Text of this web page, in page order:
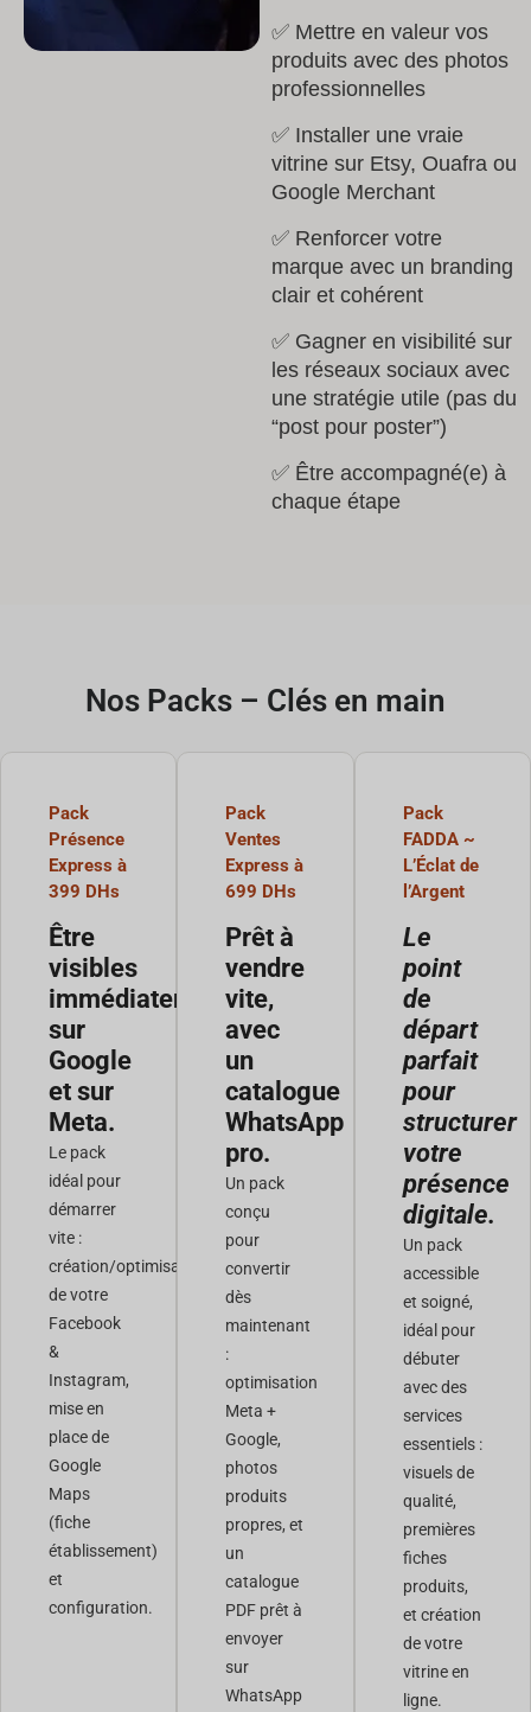
✅ Mettre en valeur vos
produits avec des photos
professionnelles
✅ Installer une vraie
vitrine sur Etsy, Ouafra ou
Google Merchant
✅ Renforcer votre
marque avec un branding
clair et cohérent
✅ Gagner en visibilité sur
les réseaux sociaux avec
une stratégie utile (pas du
“post pour poster”)
✅ Être accompagné(e) à
chaque étape
Nos Packs – Clés en main
Pack
Présence
Express à
399 DHs
Être
visibles
immédiatement,
sur
Google
et sur
Meta.
Le pack
idéal pour
démarrer
vite :
création/optimisation
de votre
Facebook
&
Instagram,
mise en
place de
Google
Maps
(fiche
établissement)
et
configuration.
Pack
Ventes
Express à
699 DHs
Prêt à
vendre
vite,
avec
un
catalogue
WhatsApp
pro.
Un pack
conçu
pour
convertir
dès
maintenant
:
optimisation
Meta +
Google,
photos
produits
propres, et
un
catalogue
PDF prêt à
envoyer
sur
WhatsApp
Pack
FADDA ~
L’Éclat de
l’Argent
Le
point
de
départ
parfait
pour
structurer
votre
présence
digitale.
Un pack
accessible
et soigné,
idéal pour
débuter
avec des
services
essentiels :
visuels de
qualité,
premières
fiches
produits,
et création
de votre
vitrine en
ligne.